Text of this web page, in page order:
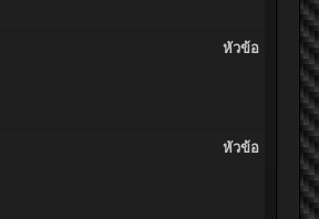
หัวข้อ
หัวข้อ